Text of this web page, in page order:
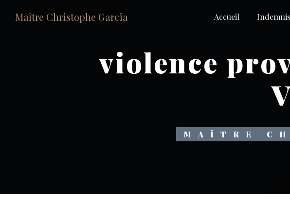
Maître Christophe Garcia Accueil
violence
MAÎTRE